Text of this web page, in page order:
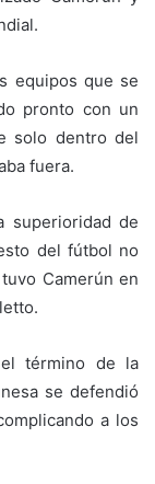
equipos que se
pronto con un
solo dentro del
fuera.
superioridad de
del fútbol no
Camerún en
término de la
se defendió
a los